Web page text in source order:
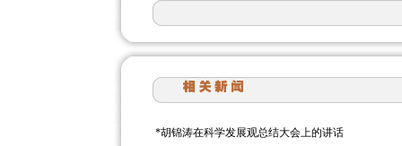
*胡锦涛在科学发展观总结大会上的讲话